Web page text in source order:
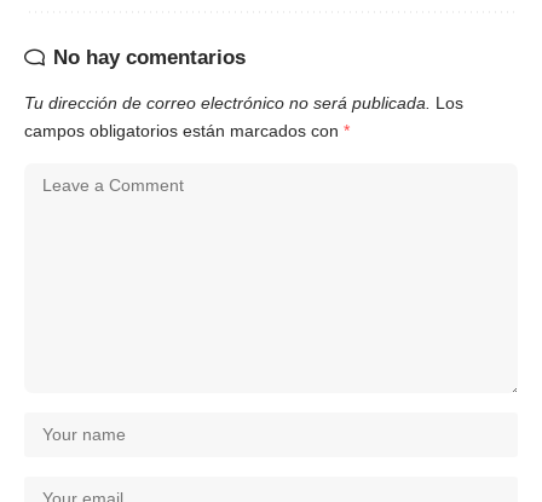
No hay comentarios
Tu dirección de correo electrónico no será publicada.
Los
campos obligatorios están marcados con *